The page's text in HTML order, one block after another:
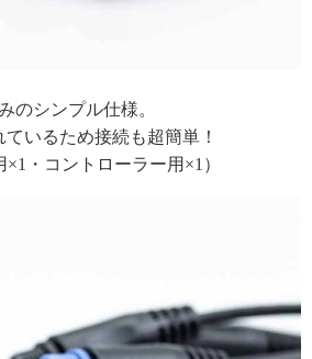
のシンプル仕様。
いるため接続も超簡単！
×1・コントローラー用×1）